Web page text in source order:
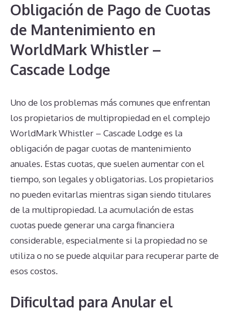
Obligación de Pago de Cuotas
de Mantenimiento en
WorldMark Whistler –
Cascade Lodge
Uno de los problemas más comunes que enfrentan
los propietarios de multipropiedad en el complejo
WorldMark Whistler – Cascade Lodge es la
obligación de pagar cuotas de mantenimiento
anuales. Estas cuotas, que suelen aumentar con el
tiempo, son legales y obligatorias. Los propietarios
no pueden evitarlas mientras sigan siendo titulares
de la multipropiedad. La acumulación de estas
cuotas puede generar una carga financiera
considerable, especialmente si la propiedad no se
utiliza o no se puede alquilar para recuperar parte de
esos costos.
Dificultad para Anular el